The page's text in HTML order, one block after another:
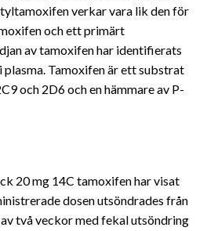
verkar vara lik den för
och ett primärt
av tamoxifen har identifierats
Tamoxifen är ett substrat
och 2D6 och en hämmare av P-
20 mg 14C tamoxifen har visat
dosen utsöndrades från
två veckor med fekal utsöndring